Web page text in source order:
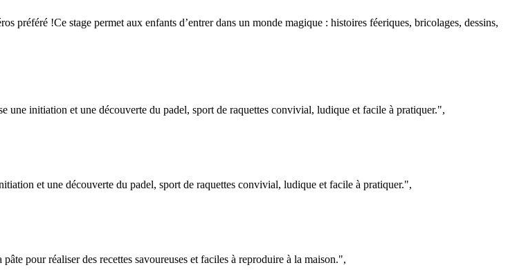
préféré !Ce stage permet aux enfants d’entrer dans un monde magique : histoires féeriques, bricolages, dessins,
initiation et une découverte du padel, sport de raquettes convivial, ludique et facile à pratiquer.",
et une découverte du padel, sport de raquettes convivial, ludique et facile à pratiquer.",
pour réaliser des recettes savoureuses et faciles à reproduire à la maison.",